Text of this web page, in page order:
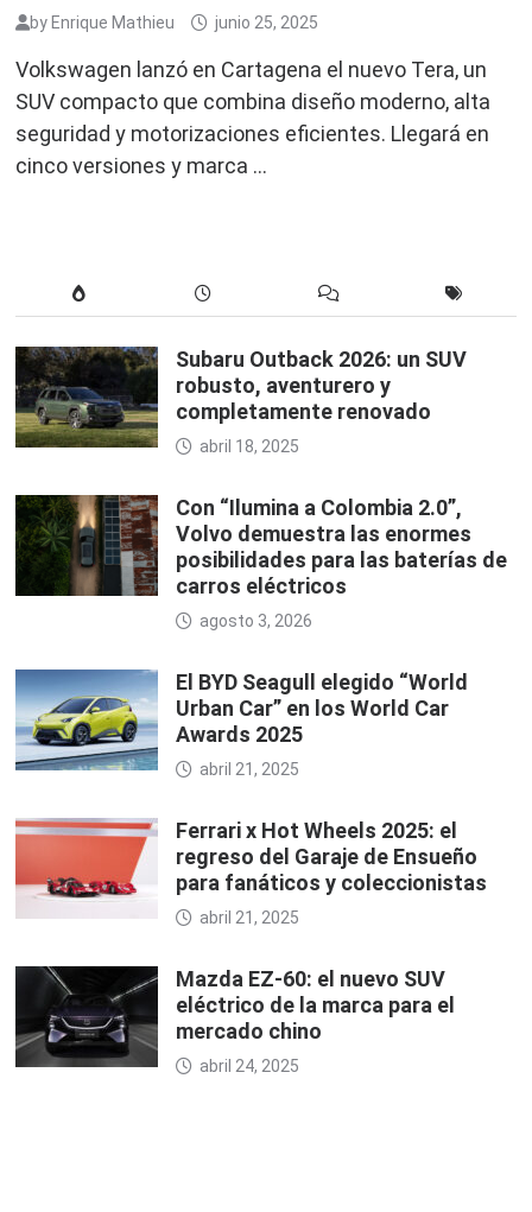
by Enrique Mathieu junio 25, 2025
Volkswagen lanzó en Cartagena el nuevo Tera, un
SUV compacto que combina diseño moderno, alta
seguridad y motorizaciones eficientes. Llegará en
cinco versiones y marca …
Subaru Outback 2026: un SUV
robusto, aventurero y
completamente renovado
abril 18, 2025
Con “Ilumina a Colombia 2.0”,
Volvo demuestra las enormes
posibilidades para las baterías de
carros eléctricos
agosto 3, 2026
El BYD Seagull elegido “World
Urban Car” en los World Car
Awards 2025
abril 21, 2025
Ferrari x Hot Wheels 2025: el
regreso del Garaje de Ensueño
para fanáticos y coleccionistas
abril 21, 2025
Mazda EZ-60: el nuevo SUV
eléctrico de la marca para el
mercado chino
abril 24, 2025